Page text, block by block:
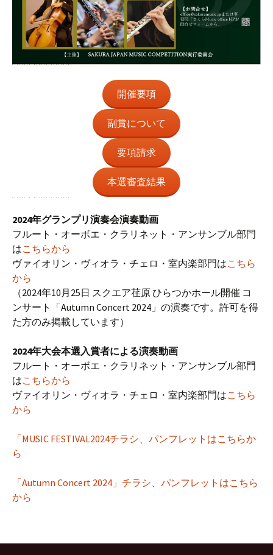
開催要項
副賞について
要項請求
本選審査結果
2024年グランプリ演奏会演奏動画
フルート・オーボエ・クラリネット・アンサンブル部門
はこちらから
ヴァイオリン・ヴィオラ・チェロ・室内楽部門はこちら
から
（2024年10月25日 スクエア荏原 ひらつかホール開催 コ
ンサート「Autumn Concert 2024」の演奏です。許可を得
た方のみ掲載しています）
2024年大会本選入賞者による演奏動画
フルート・オーボエ・クラリネット・アンサンブル部門
はこちらから
ヴァイオリン・ヴィオラ・チェロ・室内楽部門はこちら
から
「MUSIC FESTIVAL2024チラシ、パンフレットはこちらか
ら
「Autumn Concert 2024」チラシ、パンフレットはこちら
から